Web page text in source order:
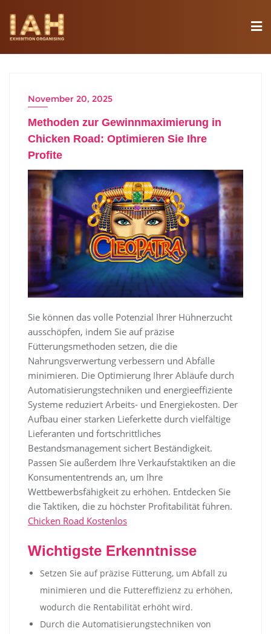
November 20, 2025
Methoden zur Gewinnmaximierung in
Chicken Road: Optimieren Sie Ihre
Profite
Sie können das volle Potenzial Ihrer Hühnerzucht
ausschöpfen, indem Sie auf präzise
Fütterungsmethoden setzen, die die
Nahrungsverwertung verbessern und Abfälle
minimieren. Die Optimierung Ihrer Abläufe durch
Automatisierungstechniken und energieeffiziente
Systeme reduziert Arbeits- und Energiekosten. Der
Aufbau einer starken Lieferkette durch vielfältige
Lieferanten und fortschrittliches
Bestandsmanagement sichert Beständigkeit.
Passen Sie außerdem Ihre Verkaufstaktiken an die
Konsumententrends an, um Ihre
Wettbewerbsfähigkeit zu erhöhen. Entdecken Sie
die Taktiken, die zu höchster Profitabilität führen.
Chicken Road Kostenlos
Wichtigste Erkenntnisse
Setzen Sie auf präzise Fütterung, um Abfall zu
minimieren und die Futtereffizienz zu erhöhen,
wodurch die Rentabilität erhöht wird.
Durch die Automatisierungstechniken von